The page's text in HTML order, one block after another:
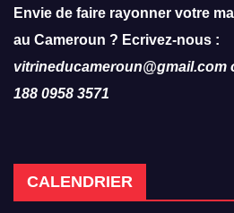
Envie de faire rayonner votre
au Cameroun ? Ecrivez-nous :
vitrineducameroun@gmail.com
188 0958 3571
CALENDRIER